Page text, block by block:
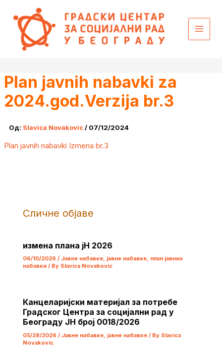
садржај
Plan javnih nabavki za
2024.god.Verzija br.3
Од: Slavica Novakovic/ 07/12/2024
Plan javnih nabavki Izmena br.3
Сличне објаве
измена плана јН 2026
06/10/2026 / Јавне набавке, јавне набавке, план јавних
набавки/ By Slavica Novakovic
Канцеларијски материјал за потребе
Градског Центра за социјални рад у
Београду ЈН број 0018/2026
05/28/2026 / Јавне набавке, јавне набавке/ By Slavica
Novakovic